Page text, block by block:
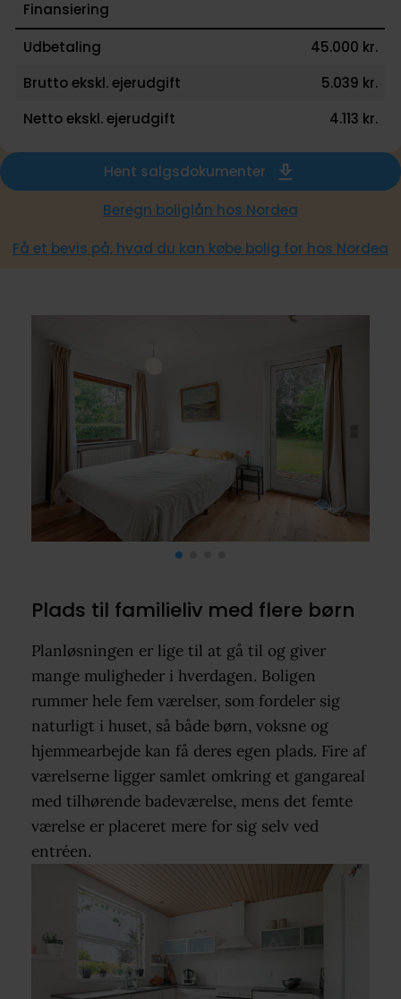
Finansiering
Udbetaling
45.000 kr.
Brutto ekskl. ejerudgift
5.039 kr.
Netto ekskl. ejerudgift
4.113 kr.
Hent salgsdokumenter
Beregn boliglån hos Nordea
Få et bevis på, hvad du kan købe bolig for hos Nordea
Plads til familieliv med flere børn
Planløsningen er lige til at gå til og giver
mange muligheder i hverdagen. Boligen
rummer hele fem værelser, som fordeler sig
naturligt i huset, så både børn, voksne og
hjemmearbejde kan få deres egen plads. Fire af
værelserne ligger samlet omkring et gangareal
med tilhørende badeværelse, mens det femte
værelse er placeret mere for sig selv ved
entréen.